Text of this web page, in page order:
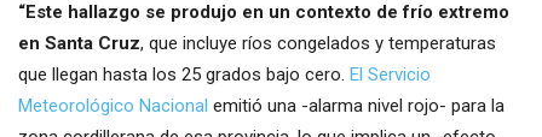
“Este hallazgo se produjo en un contexto de frío extremo
en Santa Cruz, que incluye ríos congelados y temperaturas
que llegan hasta los 25 grados bajo cero. El Servicio
Meteorológico Nacional emitió una -alarma nivel rojo- para la